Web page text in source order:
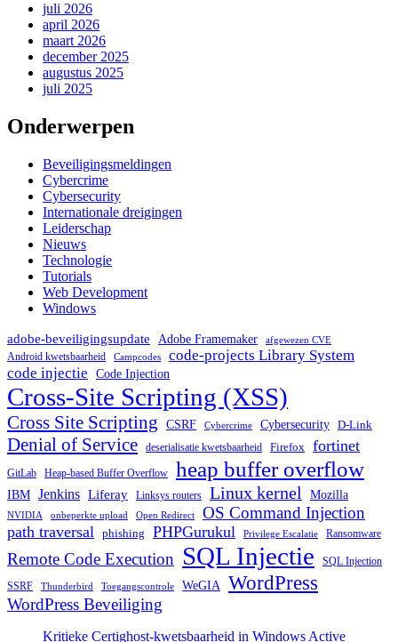
juli 2026
april 2026
maart 2026
december 2025
augustus 2025
juli 2025
Onderwerpen
Beveiligingsmeldingen
Cybercrime
Cybersecurity
Internationale dreigingen
Leiderschap
Nieuws
Technologie
Tutorials
Web Development
Windows
adobe-beveiligingsupdate Adobe Framemaker afgewezen CVE
Android kwetsbaarheid Campcodes
code-projects Library System
code injectie
Code Injection
Cross-Site Scripting (XSS)
Cross Site Scripting CSRF Cybercrime Cybersecurity D-Link
Denial of Service deserialisatie kwetsbaarheid Firefox fortinet
GitLab Heap-based Buffer Overflow heap buffer overflow
IBM Jenkins Liferay Linksys routers Linux kernel Mozilla
NVIDIA onbeperkte upload Open Redirect OS Command Injection
path traversal phishing PHPGurukul Privilege Escalatie Ransomware
Remote Code Execution SQL Injectie SQL Injection
SSRF Thunderbird Toegangscontrole WeGIA WordPress
WordPress Beveiliging
Kritieke Certighost-kwetsbaarheid in Windows Active